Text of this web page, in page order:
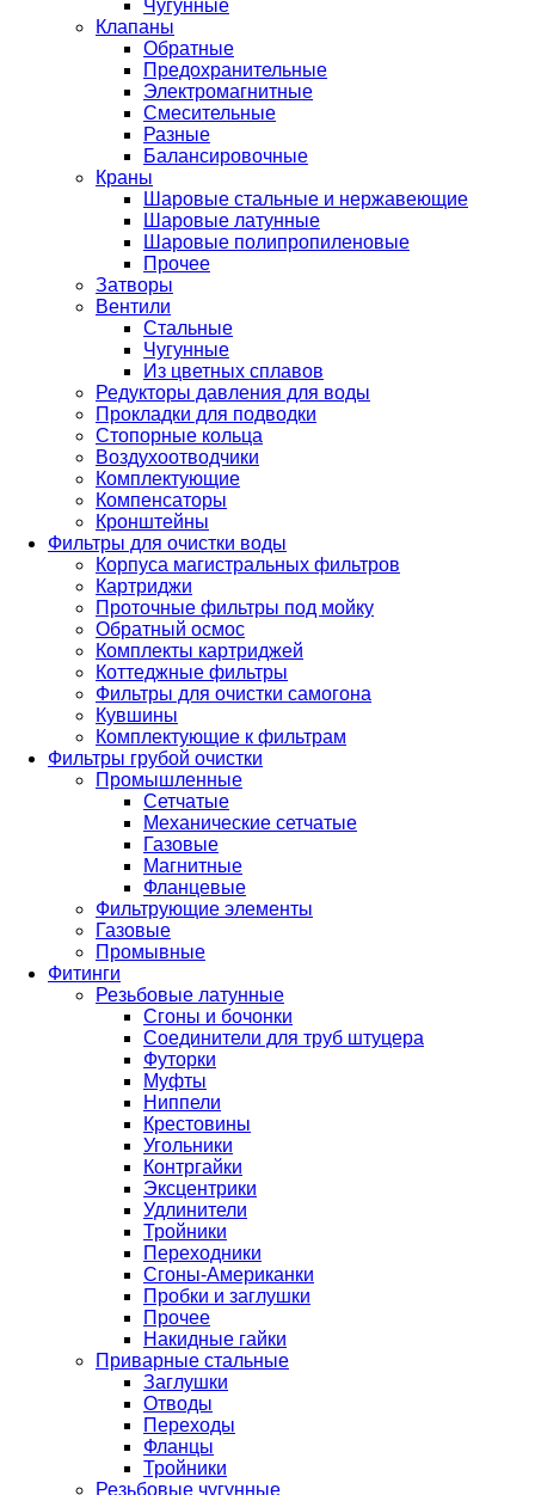
Чугунные
Клапаны
Обратные
Предохранительные
Электромагнитные
Смесительные
Разные
Балансировочные
Краны
Шаровые стальные и нержавеющие
Шаровые латунные
Шаровые полипропиленовые
Прочее
Затворы
Вентили
Стальные
Чугунные
Из цветных сплавов
Редукторы давления для воды
Прокладки для подводки
Стопорные кольца
Воздухоотводчики
Комплектующие
Компенсаторы
Кронштейны
Фильтры для очистки воды
Корпуса магистральных фильтров
Картриджи
Проточные фильтры под мойку
Обратный осмос
Комплекты картриджей
Коттеджные фильтры
Фильтры для очистки самогона
Кувшины
Комплектующие к фильтрам
Фильтры грубой очистки
Промышленные
Сетчатые
Механические сетчатые
Газовые
Магнитные
Фланцевые
Фильтрующие элементы
Газовые
Промывные
Фитинги
Резьбовые латунные
Сгоны и бочонки
Соединители для труб штуцера
Футорки
Муфты
Ниппели
Крестовины
Угольники
Контргайки
Эксцентрики
Удлинители
Тройники
Переходники
Сгоны-Американки
Пробки и заглушки
Прочее
Накидные гайки
Приварные стальные
Заглушки
Отводы
Переходы
Фланцы
Тройники
Резьбовые чугунные